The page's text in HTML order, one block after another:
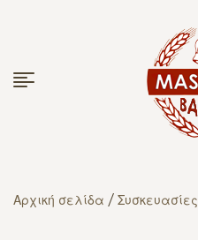
Αρχική σελίδα / Συσκευασίες